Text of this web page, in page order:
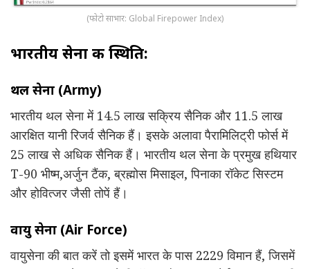
(फोटो साभार: Global Firepower Index)
भारतीय सेना की स्थिति:
थल सेना (Army)
भारतीय थल सेना में 14.5 लाख सक्रिय सैनिक और 11.5 लाख
आरक्षित यानी रिजर्व सैनिक हैं। इसके अलावा पैरामिलिट्री फोर्स में
25 लाख से अधिक सैनिक हैं। भारतीय थल सेना के प्रमुख हथियार
T-90 भीष्म,अर्जुन टैंक, ब्रह्मोस मिसाइल, पिनाका रॉकेट सिस्टम
और होवित्जर जैसी तोपें हैं।
वायु सेना (Air Force)
वायुसेना की बात करें तो इसमें भारत के पास 2229 विमान हैं, जिसमें